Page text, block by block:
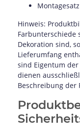
Montagesatz
Hinweis:
Farbunterschiede
Dekoration sind,
Lieferumfang
sind Eigentum
dienen
Beschreibung der